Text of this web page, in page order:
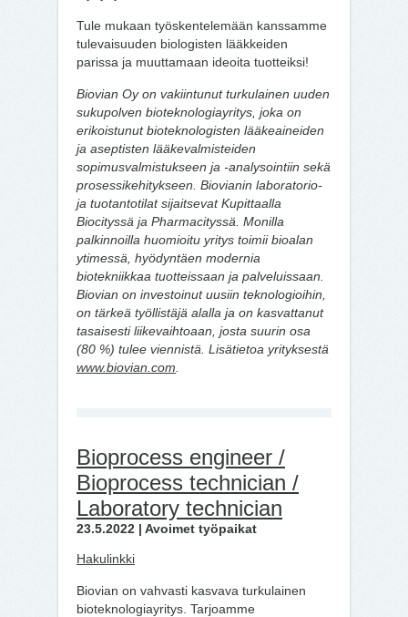
Tule mukaan työskentelemään kanssamme
tulevaisuuden biologisten lääkkeiden
parissa ja muuttamaan ideoita tuotteiksi!
Biovian Oy on vakiintunut turkulainen uuden
sukupolven bioteknologiayritys, joka on
erikoistunut bioteknologisten lääkeaineiden
ja aseptisten lääkevalmisteiden
sopimusvalmistukseen ja -analysointiin sekä
prosessikehitykseen. Biovianin laboratorio-
ja tuotantotilat sijaitsevat Kupittaalla
Biocityssä ja Pharmacityssä. Monilla
palkinnoilla huomioitu yritys toimii bioalan
ytimessä, hyödyntäen modernia
biotekniikkaa tuotteissaan ja palveluissaan.
Biovian on investoinut uusiin teknologioihin,
on tärkeä työllistäjä alalla ja on kasvattanut
tasaisesti liikevaihtoaan, josta suurin osa
(80 %) tulee viennistä. Lisätietoa yrityksestä
www.biovian.com
Bioprocess engineer /
Bioprocess technician /
Laboratory technician
23.5.2022 | Avoimet työpaikat
Hakulinkki
Biovian on vahvasti kasvava turkulainen
bioteknologiayritys. Tarjoamme